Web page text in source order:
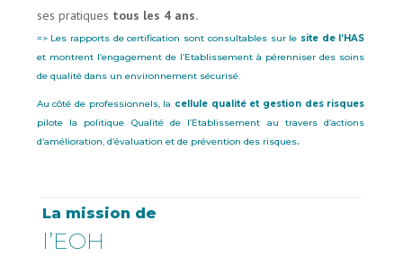
ses pratiques tous les 4 ans.
=> Les rapports de certification sont consultables sur le site de l’HAS
et montrent l’engagement de l’Etablissement à pérenniser des soins
de qualité dans un environnement sécurisé.
Au côté de professionnels, la cellule qualité et gestion des risques
pilote la politique Qualité de l’Etablissement au travers d’actions
d’amélioration, d’évaluation et de prévention des risques.
La mission de
l’EOH